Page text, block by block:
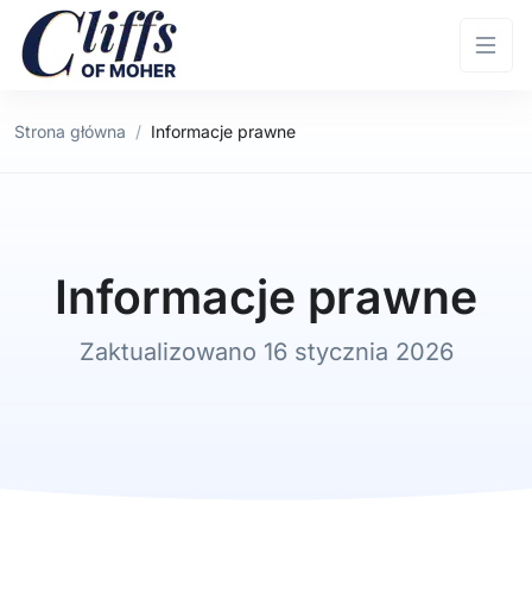
Strona główna Informacje prawne
Informacje prawne
Zaktualizowano 16 stycznia 2026